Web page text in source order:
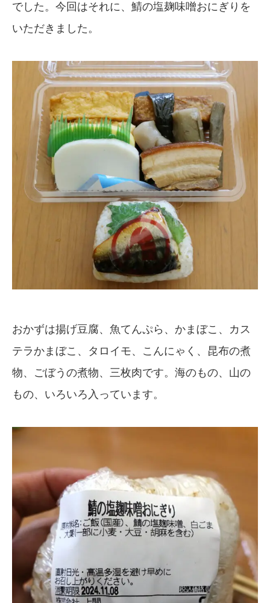
でした。今回はそれに、鯖の塩麹味噌おにぎりを
いただきました。
おかずは揚げ豆腐、魚てんぷら、かまぼこ、カス
テラかまぼこ、タロイモ、こんにゃく、昆布の煮
物、ごぼうの煮物、三枚肉です。海のもの、山の
もの、いろいろ入っています。